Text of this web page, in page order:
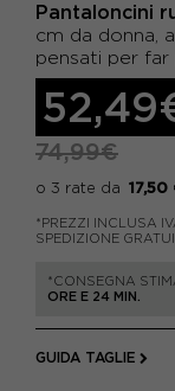
Pantaloncini
cm da donna,
pensati per
74,99€
17,50
*PREZZI INCLUSA
SPEDIZIONE
*CONSEGNA
ORE E 24 MIN.
GUIDA TAGLIE